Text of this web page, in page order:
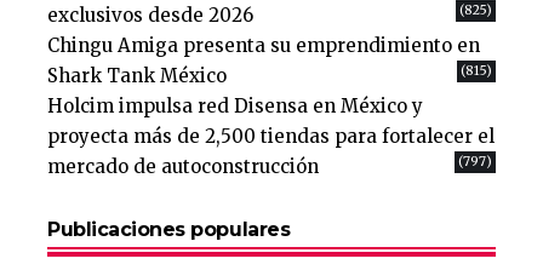
exclusivos desde 2026
(825)
Chingu Amiga presenta su emprendimiento en
Shark Tank México
(815)
Holcim impulsa red Disensa en México y
proyecta más de 2,500 tiendas para fortalecer el
mercado de autoconstrucción
(797)
Publicaciones populares